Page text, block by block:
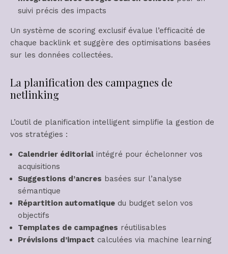
suivi précis des impacts
Un système de scoring exclusif évalue l’efficacité de
chaque backlink et suggère des optimisations basées
sur les données collectées.
La planification des campagnes de
netlinking
L’outil de planification intelligent simplifie la gestion de
vos stratégies :
Calendrier éditorial intégré pour échelonner vos
acquisitions
Suggestions d’ancres basées sur l’analyse
sémantique
Répartition automatique du budget selon vos
objectifs
Templates de campagnes réutilisables
Prévisions d’impact calculées via machine learning